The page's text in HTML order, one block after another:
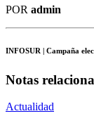
POR admin
INFOSUR | Campaña
Notas
Actualidad